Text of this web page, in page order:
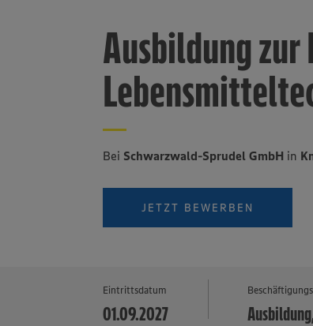
Schülerpraktikum
Noch
Faires Gehalt
Diversität Lager
IT
Ausbildung
Bei Schwarzwald-Sprudel GmbH in
JETZT BEWERBEN
Eintrittsdatum
01.09.2027